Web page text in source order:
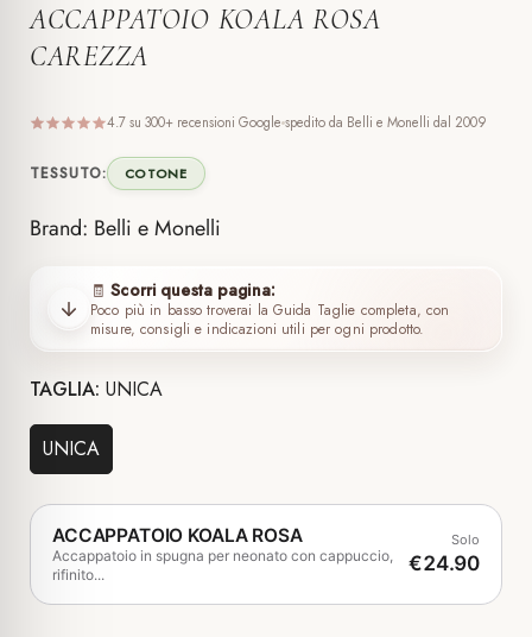
ACCAPPATOIO KOALA ROSA
CAREZZA
4.7 su 300+ recensioni Google spedito da Belli e Monelli dal 2009
TESSUTO: COTONE
Brand: Belli e Monelli
🧾Scorri questa pagina:
Poco più in basso troverai la Guida Taglie completa, con
misure, consigli e indicazioni utili per ogni prodotto.
TAGLIA: UNICA
UNICA
ACCAPPATOIO KOALA ROSA
Accappatoio in spugna per neonato con cappuccio,
rifinito...
Solo
€24.90